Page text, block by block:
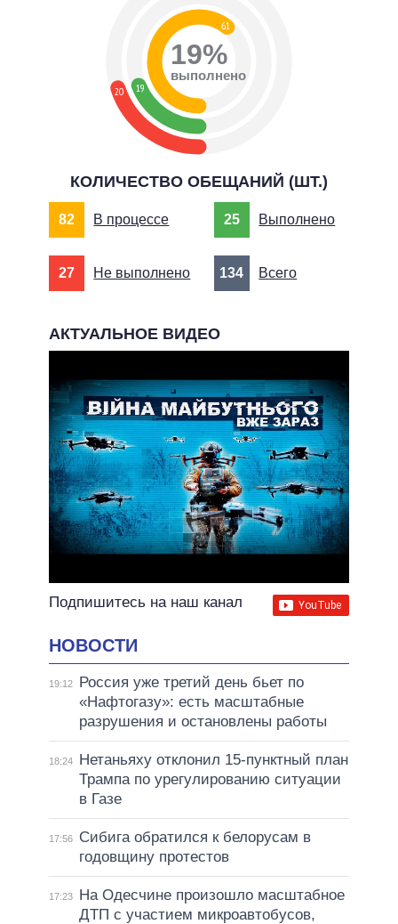
20 19
61
19%
выполнено
КОЛИЧЕСТВО ОБЕЩАНИЙ (ШТ.)
82 В процессе 25 Выполнено
27 Не выполнено 134 Всего
АКТУАЛЬНОЕ ВИДЕО
Подпишитесь на наш канал
НОВОСТИ
19:12
Россия уже третий день бьет по
«Нафтогазу»: есть масштабные
разрушения и остановлены работы
18:24
Нетаньяху отклонил 15-пунктный план
Трампа по урегулированию ситуации
в Газе
17:56
Сибига обратился к белорусам в
годовщину протестов
17:23
На Одесчине произошло масштабное
ДТП с участием микроавтобусов,